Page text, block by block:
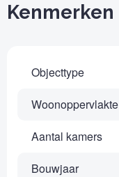
Kenmerken
Objecttype
Woonoppervlakte
Aantal kamers
Bouwjaar